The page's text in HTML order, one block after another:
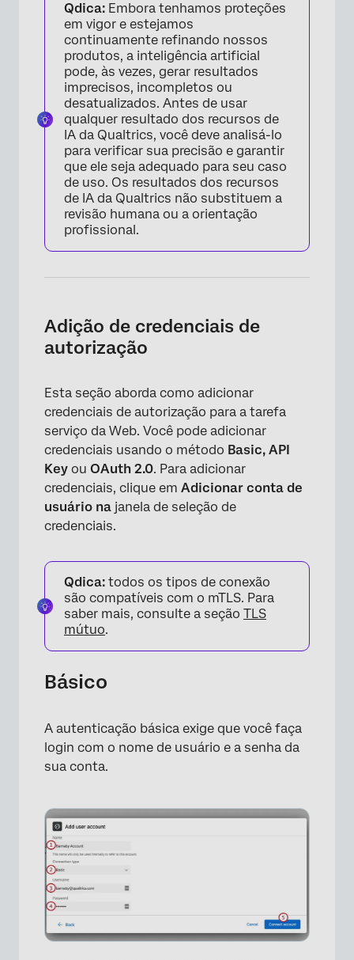
×
×
Qdica: Embora tenhamos proteções
em vigor e estejamos
continuamente refinando nossos
produtos, a inteligência artificial
pode, às vezes, gerar resultados
imprecisos, incompletos ou
desatualizados. Antes de usar
qualquer resultado dos recursos de
IA da Qualtrics, você deve analisá-lo
para verificar sua precisão e garantir
que ele seja adequado para seu caso
de uso. Os resultados dos recursos
de IA da Qualtrics não substituem a
revisão humana ou a orientação
profissional.
Adição de credenciais de
autorização
Esta seção aborda como adicionar
credenciais de autorização para a tarefa
serviço da Web. Você pode adicionar
credenciais usando o método Basic, API
Key ou OAuth 2.0. Para adicionar
credenciais, clique em Adicionar conta de
usuário na janela de seleção de
credenciais.
Qdica: todos os tipos de conexão
são compatíveis com o mTLS. Para
saber mais, consulte a seção TLS
mútuo.
Básico
A autenticação básica exige que você faça
login com o nome de usuário e a senha da
sua conta.